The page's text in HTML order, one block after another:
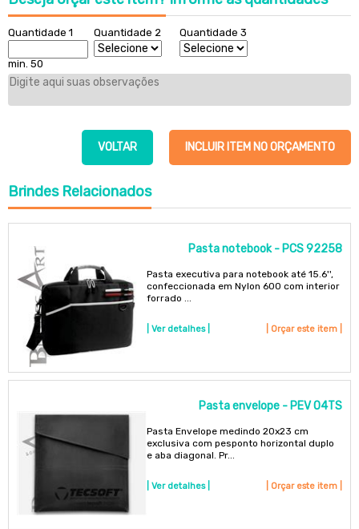
Quantidade 1
min. 50
Quantidade 2 Quantidade 3
INCLUIR ITEM NO ORÇAMENTO
VOLTAR
BrindesRelacionados
Pasta notebook - PCS 92258
Pasta executiva para notebook até 15.6'',
confeccionada em Nylon 600 com interior
forrado ...
| Ver detalhes | | Orçar este item |
Pasta envelope - PEV 04TS
Pasta Envelope medindo 20x23 cm
exclusiva com pesponto horizontal duplo
e aba diagonal. Pr...
| Ver detalhes | | Orçar este item |